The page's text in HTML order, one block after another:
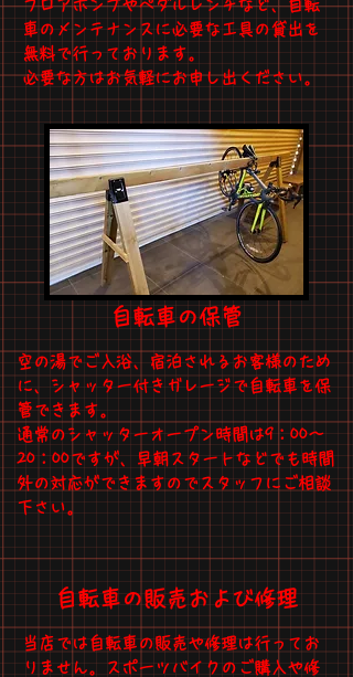
フロアポンプやペダルレンチなど、自転
車のメンテナンスに必要な工具の貸出を
無料で行っております。
​必要な方はお気軽にお申し出ください。
自転車の保管
空の湯でご入浴、宿泊されるお客様のため
に、シャッター付きガレージで自転車を保
管できます。
通常の​シャッターオープン時間は9：00～
20：00ですが、早朝スタートなどでも時間
外の対応ができますのでスタッフにご相談
下さい。
自転車の販売および修理
当店では自転車の販売や修理は行ってお
りません。スポーツバイクのご購入や修